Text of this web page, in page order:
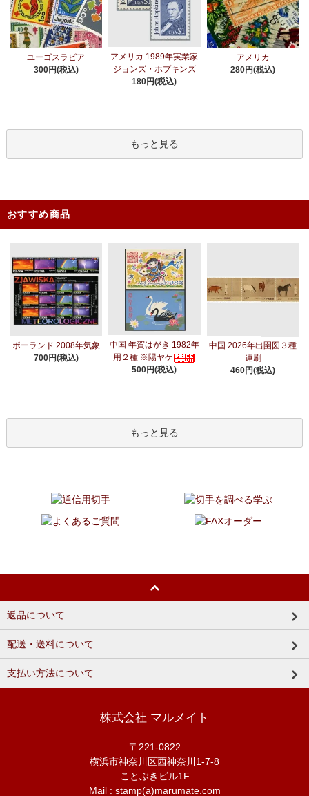
ユーゴスラビア
300円(税込)
アメリカ 1989年実業家
ジョンズ・ホプキンズ
180円(税込)
アメリカ
280円(税込)
もっと見る
おすすめ商品
ポーランド 2008年気象
700円(税込)
中国 年賀はがき 1982年
用２種 ※陽ヤケ
500円(税込)
中国 2026年出圉図３種
連刷
460円(税込)
もっと見る
返品について
配送・送料について
支払い方法について
株式会社 マルメイト
〒221-0822
横浜市神奈川区西神奈川1-7-8
ことぶきビル1F
Mail : stamp(a)marumate.com